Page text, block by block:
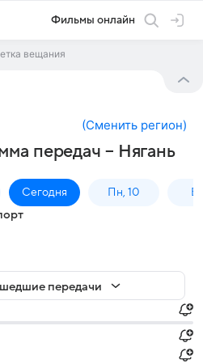
Фильмы онлайн
вещания
(Сменить регион)
передач – Нягань
Сегодня Пн, 10
передачи